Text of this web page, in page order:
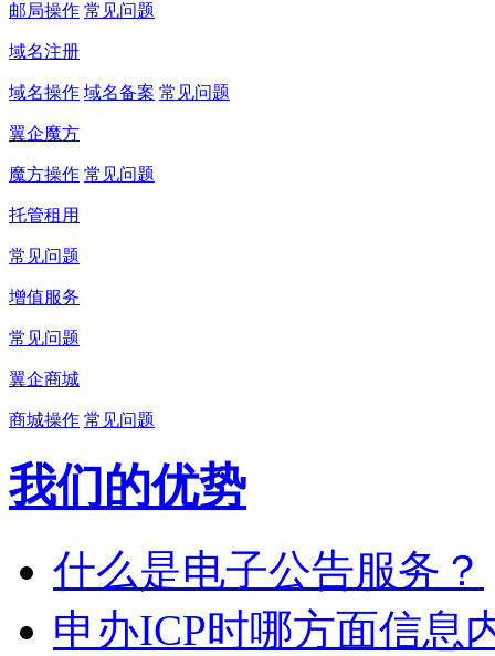
邮局操作 常见问题
域名注册
域名操作 域名备案 常见问题
翼企魔方
魔方操作 常见问题
托管租用
常见问题
增值服务
常见问题
翼企商城
商城操作 常见问题
我们的优势
什么是电子公告服务？
申办ICP时哪方面信息